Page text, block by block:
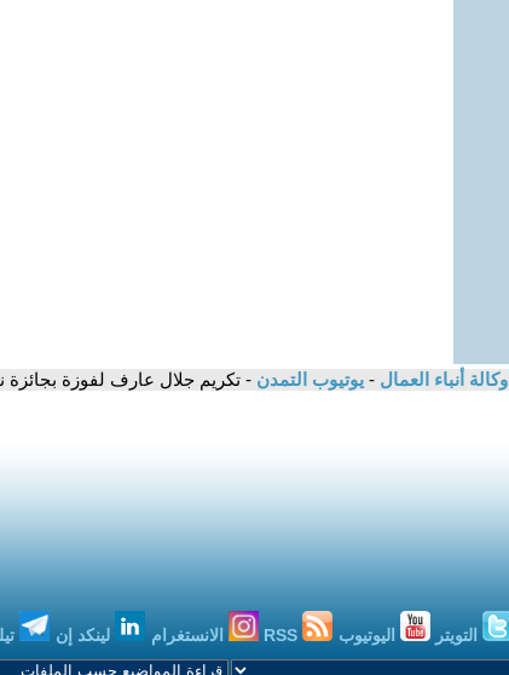
وكالة أنباء العمال - يوتيوب التمدن - تكريم جلال عارف لفوزة بجائزة
التويتر اليوتيوب الانستغرام لينكد إن